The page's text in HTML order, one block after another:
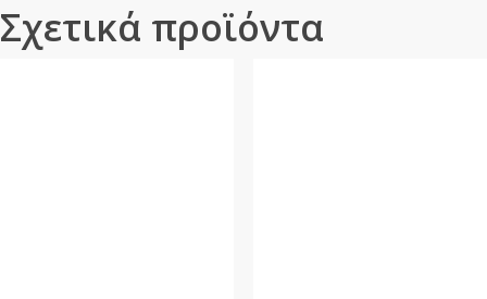
Σχετικά προϊόντα